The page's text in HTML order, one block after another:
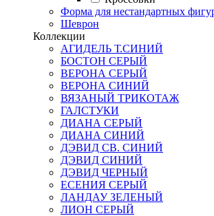
Форма для нестандартных
Шеврон
Коллекции
АГИДЕЛЬ Т.СИНИЙ
БОСТОН СЕРЫЙ
ВЕРОНА СЕРЫЙ
ВЕРОНА СИНИЙ
ВЯЗАНЫЙ ТРИКОТАЖ
ГАЛСТУКИ
ДИАНА СЕРЫЙ
ДИАНА СИНИЙ
ДЭВИД СВ. СИНИЙ
ДЭВИД СИНИЙ
ДЭВИД ЧЕРНЫЙ
ЕСЕНИЯ СЕРЫЙ
ЛАНДАУ ЗЕЛЕНЫЙ
ЛИОН СЕРЫЙ